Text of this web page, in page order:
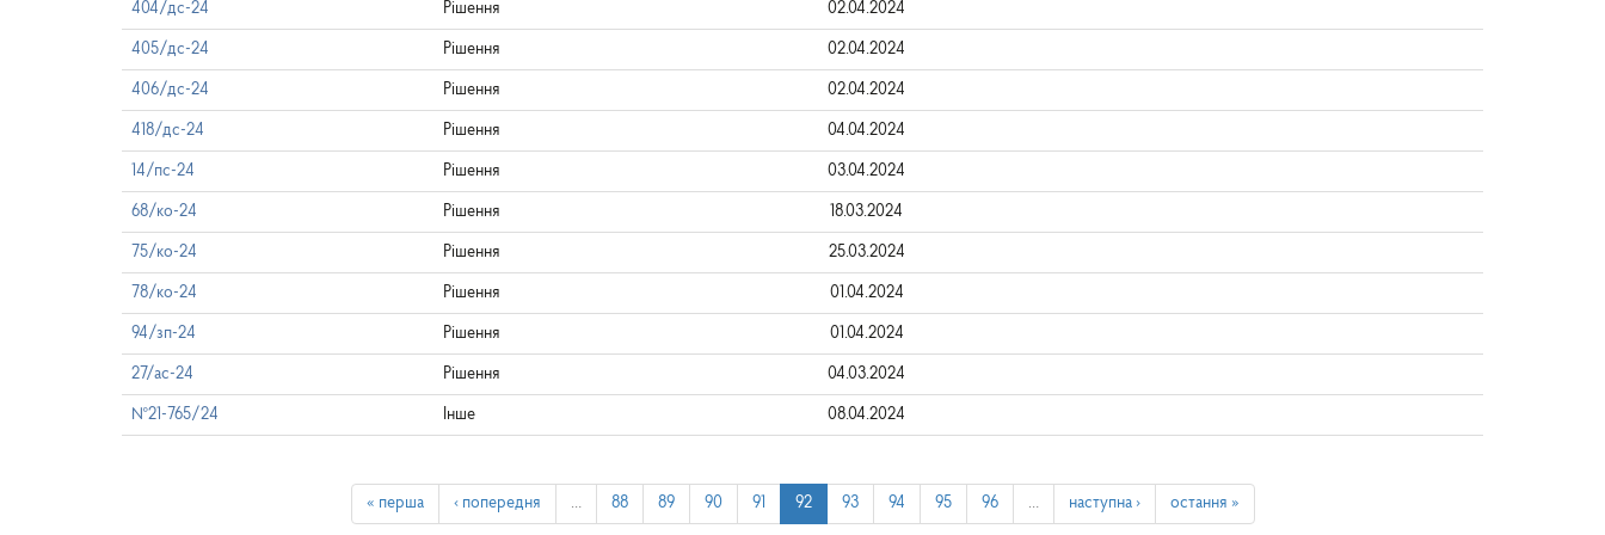
404/дс-24 Рішення 02.04.2024
405/дс-24 Рішення 02.04.2024
406/дс-24 Рішення 02.04.2024
418/дс-24 Рішення 04.04.2024
14/пс-24 Рішення 03.04.2024
68/ко-24 Рішення 18.03.2024
75/ко-24 Рішення 25.03.2024
78/ко-24 Рішення 01.04.2024
94/зп-24 Рішення 01.04.2024
27/ас-24 Рішення 04.03.2024
№21-765/24 Інше 08.04.2024
« перша ‹ попередня … 88 89 90 91 92 93 94 95 96 … наступна › остання »